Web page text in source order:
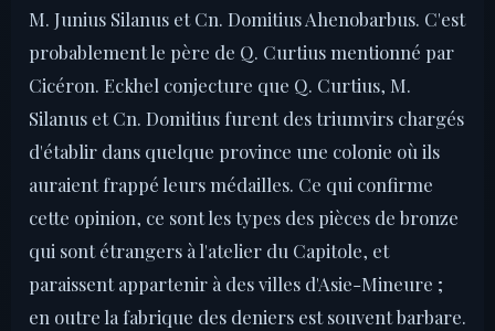
M. Junius Silanus et Cn. Domitius Ahenobarbus. C'est
probablement le père de Q. Curtius mentionné par
Cicéron. Eckhel conjecture que Q. Curtius, M.
Silanus et Cn. Domitius furent des triumvirs chargés
d'établir dans quelque province une colonie où ils
auraient frappé leurs médailles. Ce qui confirme
cette opinion, ce sont les types des pièces de bronze
qui sont étrangers à l'atelier du Capitole, et
paraissent appartenir à des villes d'Asie-Mineure ;
en outre la fabrique des deniers est souvent barbare.